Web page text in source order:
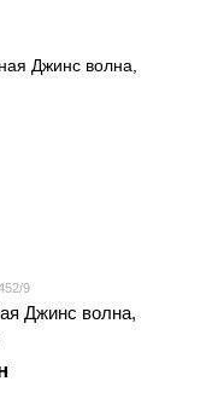
9
Джинс волна,